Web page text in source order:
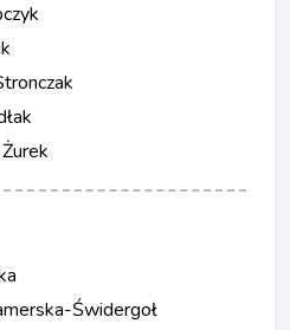
Świdergoł